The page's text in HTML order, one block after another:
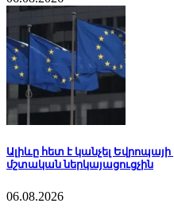
Ալիևը հետ է կանչել
մշտական ներկայացուցչին
06.08.2026